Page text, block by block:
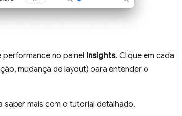
no painel Insights. Clique em cada
mudança de layout) para entender o
saber mais com o tutorial detalhado.